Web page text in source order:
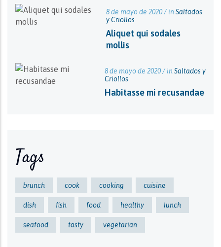
8 de mayo de 2020 / inSaltados
y Criollos
Aliquet qui sodales
mollis
8 de mayo de 2020 / in Saltados y
Criollos
Habitasse mi recusandae
Tags
brunch cook cooking cuisine
dish fish food healthy lunch
seafood tasty vegetarian